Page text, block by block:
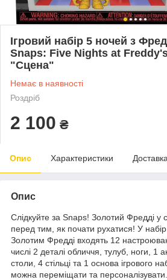
Ігровий набір 5 ночей з
Snaps: Five Nights at
"Сцена"
Немає в наявності
Роздріб
2 100 ₴
Опис Характеристики Доставка
Опис
Слідкуйте за Snaps! Золотий Фредді у
перед тим, як почати рухатися! У
Золотим Фредді входять 12
числі 2 деталі обличчя, тулуб, ноги, 1
столи, 4 стільці та 1 основа ігрового
можна переміщати та